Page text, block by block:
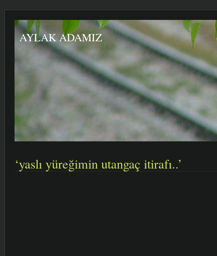
AYLAK ADAMIZ
‘yaslı yüreğimin utangaç itirafı..’